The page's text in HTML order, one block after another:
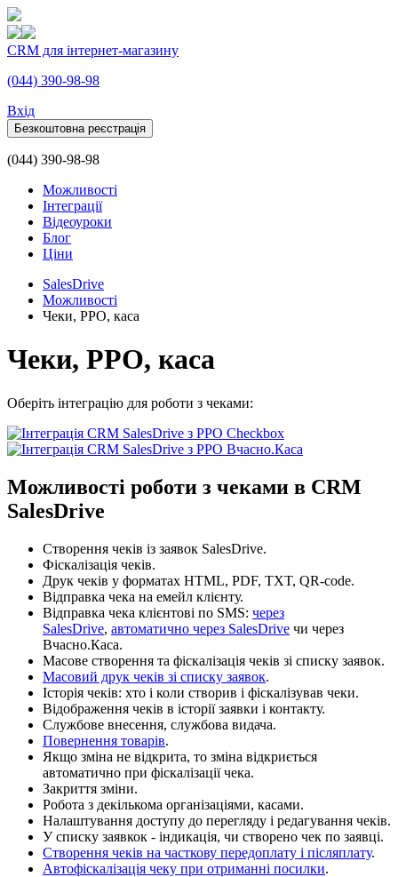
CRM для інтернет-магазину
(044) 390-98-98
Вхiд
Безкоштовна реєстрація
(044) 390-98-98
Можливості
Інтеграції
Відеоуроки
Блог
Ціни
SalesDrive
Можливості
Чеки, РРО, каса
Чеки, РРО, каса
Оберіть інтеграцію для роботи з чеками:
Можливості роботи з чеками в CRM
SalesDrive
Створення чеків із заявок SalesDrive.
Фіскалізація чеків.
Друк чеків у форматах HTML, PDF, TXT, QR-code.
Відправка чека на емейл клієнту.
Відправка чека клієнтові по SMS: через
SalesDrive, автоматично через SalesDrive чи через
Вчасно.Каса.
Масове створення та фіскалізація чеків зі списку заявок.
Масовий друк чеків зі списку заявок.
Історія чеків: хто і коли створив і фіскалізував чеки.
Відображення чеків в історії заявки і контакту.
Службове внесення, службова видача.
Повернення товарів.
Якщо зміна не відкрита, то зміна відкриється
автоматично при фіскалізації чека.
Закриття зміни.
Робота з декількома організаціями, касами.
Налаштування доступу до перегляду і редагування чеків.
У списку заявкок - індикація, чи створено чек по заявці.
Створення чеків на часткову передоплату і післяплату.
Автофіскалізація чеку при отриманні посилки.